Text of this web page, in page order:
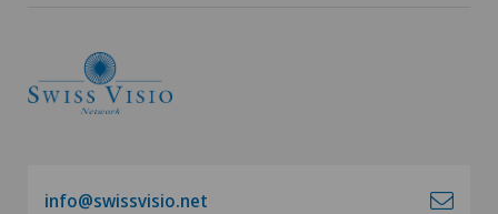
info@swissvisio.net